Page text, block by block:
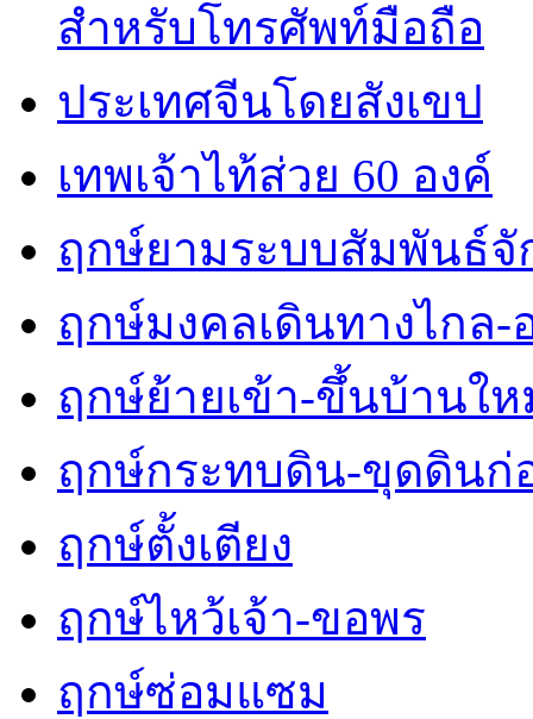
สำหรับโทรศัพท์มือถือ
ประเทศจีนโดยสังเขป
เทพเจ้าไท้ส่วย 60 องค์
ฤกษ์ยามระบบสัมพันธ์จั
ฤกษ์มงคลเดินทางไกล-
ฤกษ์ย้ายเข้า-ขึ้นบ้านใ
ฤกษ์กระทบดิน-ขุดดินก่
ฤกษ์ตั้งเตียง
ฤกษ์ไหว้เจ้า-ขอพร
ฤกษ์ซ่อมแซม